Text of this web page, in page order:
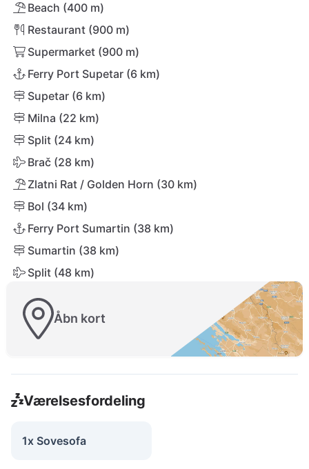
Beach (400 m)
Restaurant (900 m)
Supermarket (900 m)
Ferry Port Supetar (6 km)
Supetar (6 km)
Milna (22 km)
Split (24 km)
Brač (28 km)
Zlatni Rat / Golden Horn (30 km)
Bol (34 km)
Ferry Port Sumartin (38 km)
Sumartin (38 km)
Split (48 km)
Åbn kort
Værelsesfordeling
1x Sovesofa